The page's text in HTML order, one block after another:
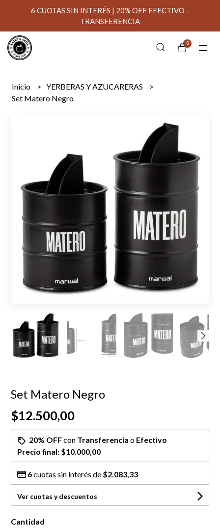
6 CUOTAS SIN INTERÉS | 20% OFF EFECTIVO -
TRANSFERENCIA
0
Inicio
YERBERAS Y AZUCARERAS
Set Matero Negro
Set Matero Negro
$12.500,00
20% OFFcon Transferencia o Efectivo
Precio final: $10.000,00
6cuotas sin interés de $2.083,33
Ver cuotas y descuentos
Cantidad